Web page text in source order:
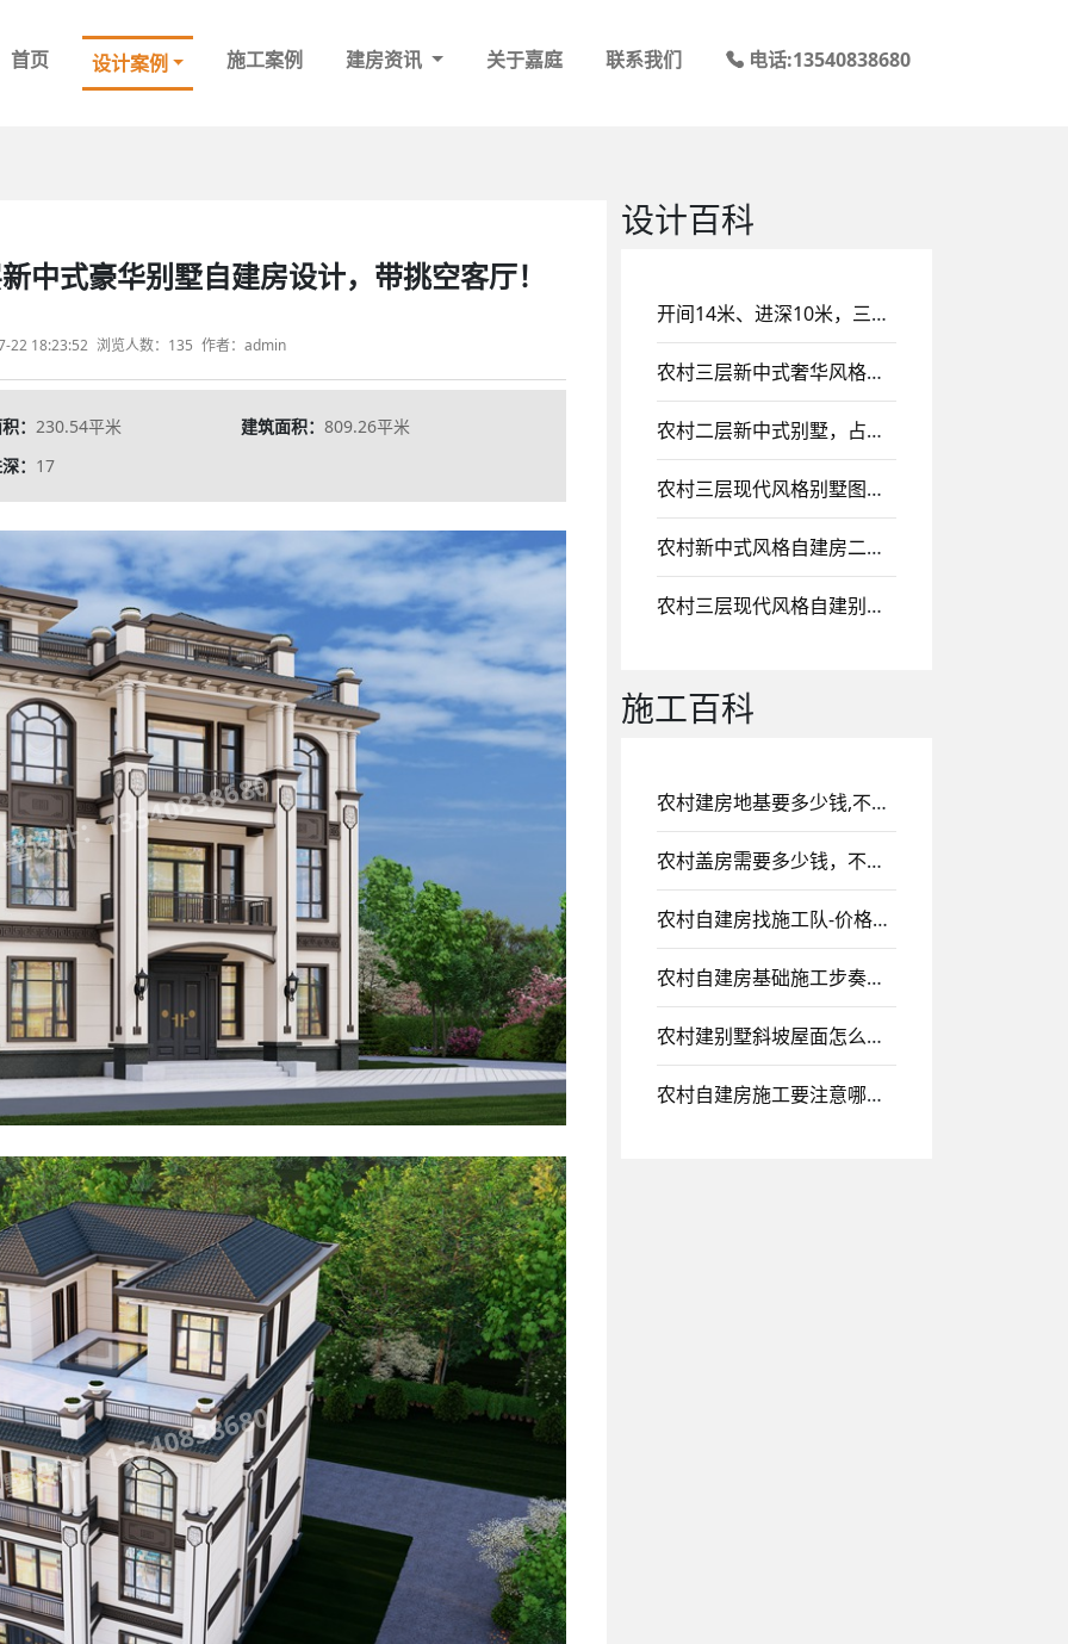
首页 设计案例 施工案例 建房资讯 关于嘉庭 联系我们 电话:13540838680
中式豪华别墅自建房设计，带挑空客厅！
22 18:23:52 浏览人数：135 作者：admin
：230.54平米 建筑面积：809.26平米
： 17
设计：13540838680
设计：13540838680
设计百科
开间14米、进深10米，三层农村自建经典欧式风格别墅设计，带挑空客厅设计！
农村三层新中式奢华风格别墅设计图纸，挑空客厅设计
农村二层新中式别墅，占地100多平，带二楼阳台设计！
农村三层现代风格别墅图纸设计，三楼大露台、平顶设计风格
农村新中式风格自建房二层建筑，带挑空客厅设计，二楼侧面设计大露台！
农村三层现代风格自建别墅，一层挑空客厅设计
施工百科
农村建房地基要多少钱,不同地基价格不同，提前了解早做规划
农村盖房需要多少钱，不用地区价格有些差异
农村自建房找施工队-价格优惠，诚信可靠，值得信赖
农村自建房基础施工步奏，以及基础施工注意细节
农村建别墅斜坡屋面怎么施工，施工时要注意哪些事项
农村自建房施工要注意哪些细节，在砌砖的时候一定要注意